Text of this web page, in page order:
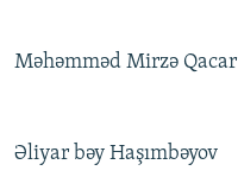
Məhəmməd Mirzə Qacar
Əliyar bəy Haşımbəyov